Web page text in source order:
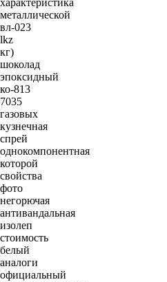
металлической
вл-023
lkz
кг)
шоколад
эпоксидный
ко-813
7035
газовых
кузнечная
спрей
однокомпонентная
которой
свойства
фото
негорючая
антивандальная
изолеп
стоимость
белый
аналоги
официальный